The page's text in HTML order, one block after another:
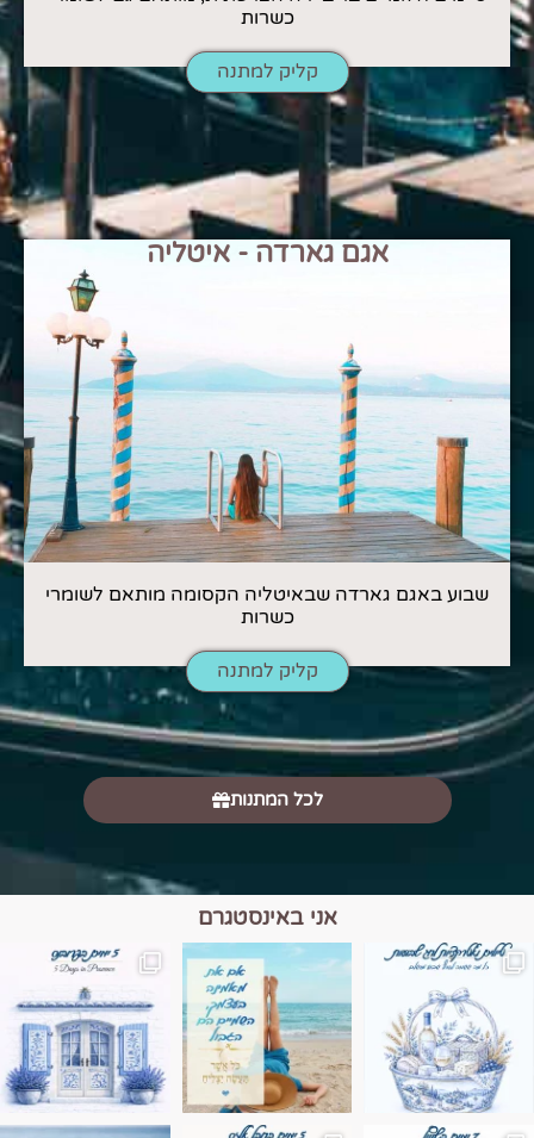
כשרות
קליק למתנה
אגם גארדה - איטליה
שבוע באגם גארדה שבאיטליה הקסומה מותאם לשומרי
כשרות
קליק למתנה
לכל המתנות
אני באינסטגרם
הם הגבול 💙🩵
בחבל אלזס צרפת
בחופשה שבו הכל נהיה פשוט יותר. החול, הי